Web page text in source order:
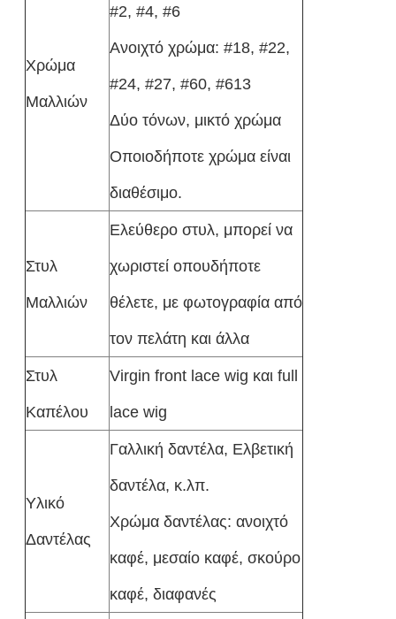
Χρώμα
Μαλλιών
#2, #4, #6
Ανοιχτό χρώμα: #18, #22,
#24, #27, #60, #613
Δύο τόνων, μικτό χρώμα
Οποιοδήποτε χρώμα είναι
διαθέσιμο.
Στυλ
Μαλλιών
Ελεύθερο στυλ, μπορεί να
χωριστεί οπουδήποτε
θέλετε, με φωτογραφία από
τον πελάτη και άλλα
Στυλ
Καπέλου
Virgin front lace wig και full
lace wig
Υλικό
Δαντέλας
Γαλλική δαντέλα, Ελβετική
δαντέλα, κ.λπ.
Χρώμα δαντέλας: ανοιχτό
καφέ, μεσαίο καφέ, σκούρο
καφέ, διαφανές